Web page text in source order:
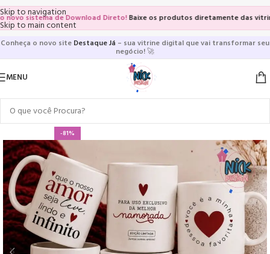
Skip to navigation
Skip to main content
sistema de Download Direto!Baixe os produtos diretamente das vitrines
Conheça o novo site Destaque Já – sua vitrine digital que vai transformar seu
negócio!🚀
MENU
-81%